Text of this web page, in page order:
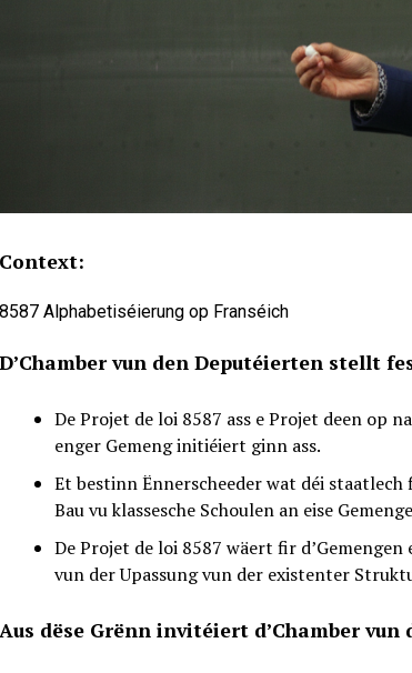
Context:
8587 Alphabetiséierung op Franséich
D’Chamber vun den Deputéierten stellt
De Projet de loi 8587 ass e Projet deen op
enger Gemeng initiéiert ginn ass.
Et bestinn Ënnerscheeder wat déi
Bau vu klassesche Schoulen an eise
De Projet de loi 8587 wäert fir
vun der Upassung vun der existenter
Aus dëse Grënn invitéiert d’Chamber vun